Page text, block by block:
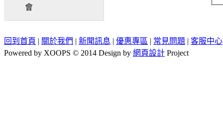
會
回到首頁 | 關於我們 | 新聞訊息 | 優惠專區 | 常見問題 | 客服中心
Powered by XOOPS © 2014 Design by 網頁設計 Project